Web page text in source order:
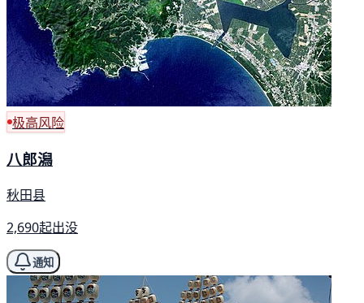
极高风险
八郎潟
秋田县
2,690起出没
通知